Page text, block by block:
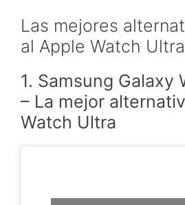
Las mejores
al Apple Watch Ultra
1. Samsung Galaxy
– La mejor
Watch Ultra